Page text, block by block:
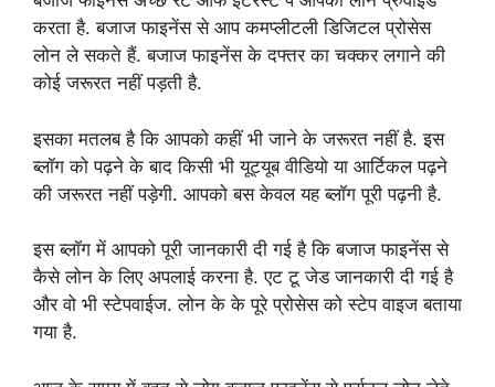
करता है. बजाज फाइनेंस से आप कमप्लीटली डिजिटल प्रोसेस
लोन ले सकते हैं. बजाज फाइनेंस के दफ्तर का चक्कर लगाने की
कोई जरूरत नहीं पड़ती है.
इसका मतलब है कि आपको कहीं भी जाने के जरूरत नहीं है. इस
ब्लॉग को पढ़ने के बाद किसी भी यूट्यूब वीडियो या आर्टिकल पढ़ने
की जरूरत नहीं पड़ेगी. आपको बस केवल यह ब्लॉग पूरी पढ़नी है.
इस ब्लॉग में आपको पूरी जानकारी दी गई है कि बजाज फाइनेंस से
कैसे लोन के लिए अपलाई करना है. एट टू जेड जानकारी दी गई है
और वो भी स्टेपवाईज. लोन के के पूरे प्रोसेस को स्टेप वाइज बताया
गया है.